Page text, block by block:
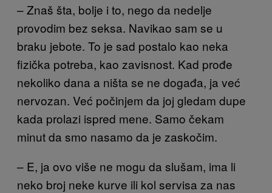
– Znaš šta, bolje i to, nego da nedelje
provodim bez seksa. Navikao sam se u
braku jebote. To je sad postalo kao neka
fizička potreba, kao zavisnost. Kad prođe
nekoliko dana a ništa se ne događa, ja već
nervozan. Već počinjem da joj gledam dupe
kada prolazi ispred mene. Samo čekam
minut da smo nasamo da je zaskočim.
– E, ja ovo više ne mogu da slušam, ima li
neko broj neke kurve ili kol servisa za nas